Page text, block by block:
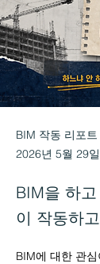
BIM 작동 리포트
2026년 5월 29일
BIM을 하
이 작동하
BIM에 대한 관